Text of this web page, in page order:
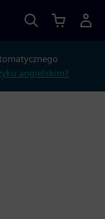
angielskim?